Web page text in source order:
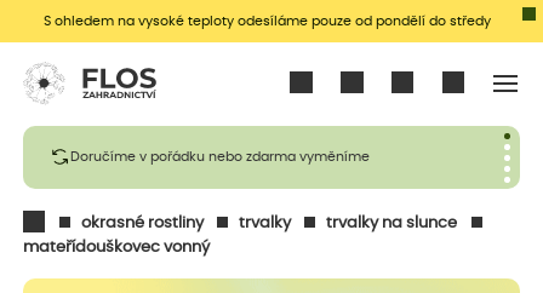
S ohledem na vysoké teploty odesíláme pouze od pondělí do středy
Doručíme v pořádku nebo zdarma vyměníme
okrasné rostliny trvalky
trvalky na slunce
mateřídouškovec vonný